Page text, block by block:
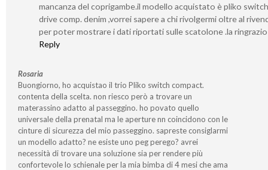
mancanza del coprigambe.il modello acquistato è pliko
drive comp. denim ,vorrei sapere a chi rivolgermi oltre al
per poter mostrare i dati riportati sulle scatolone .la
Reply
Rosaria
Buongiorno, ho acquistao il trio Pliko switch compact.
contenta della scelta. non riesco però a trovare un
materassino adatto al passeggino. ho povato quello
universale della prenatal ma le aperture nn coincidono con le
cinture di sicurezza del mio passeggino. sapreste consiglarmi
un modello adatto? ne esiste uno peg perego? avrei
necessità di trovare una soluzione sia per rendere più
confortevole lo schienale per la mia bimba di 4 mesi che ama